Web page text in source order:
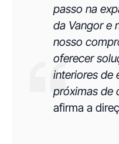
passo na
da Vangor e
nosso
oferecer
interiores de
próximas de
afirma a